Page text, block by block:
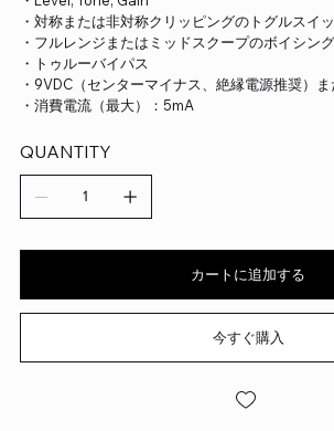
・対称または非対称クリッピングのトグルスイ
・フルレンジまたはミッドスクープのボイシン
・トゥルーバイパス
・9VDC（センターマイナス、絶縁電源推奨）
・消費電流（最大）：5mA
QUANTITY
カートに追加する
今すぐ購入